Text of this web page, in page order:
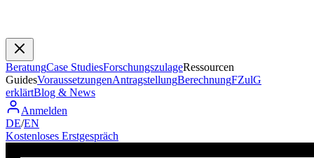
BeratungCase StudiesForschungszulageRessourcen
GuidesVoraussetzungenAntragstellungBerechnungFZulG
erklärtBlog & News
Anmelden
DE/EN
Kostenloses Erstgespräch